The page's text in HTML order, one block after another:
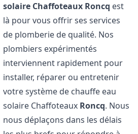
solaire Chaffoteaux Roncq est
là pour vous offrir ses services
de plomberie de qualité. Nos
plombiers expérimentés
interviennent rapidement pour
installer, réparer ou entretenir
votre système de chauffe eau
solaire Chaffoteaux Roncq. Nous
nous déplaçons dans les délais